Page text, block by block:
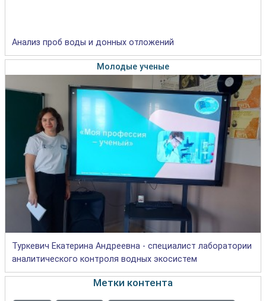
Анализ проб воды и донных отложений
Молодые ученые
Туркевич Екатерина Андреевна - специалист лаборатории
аналитического контроля водных экосистем
Метки контента